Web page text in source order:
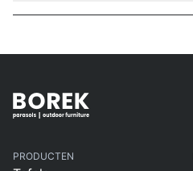
PRODUCTEN